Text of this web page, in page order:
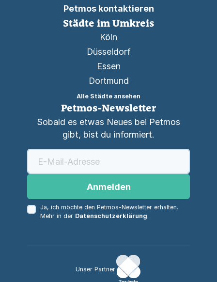
Petmos kontaktieren
Städte im Umkreis
Köln
Düsseldorf
Essen
Dortmund
Alle Städte ansehen
Petmos-Newsletter
Sobald es etwas Neues bei Petmos
gibt, bist du informiert.
Anmelden
Ja, ich möchte den Petmos-Newsletter erhalten.
Mehr in der Datenschutzerklärung.
Unser Partner